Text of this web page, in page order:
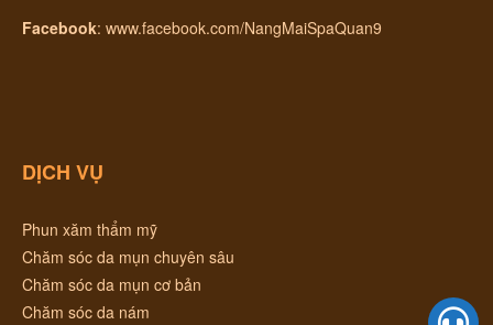
Facebook: www.facebook.com/NangMaiSpaQuan9
DỊCH VỤ
Phun xăm thẩm mỹ
Chăm sóc da mụn chuyên sâu
Chăm sóc da mụn cơ bản
Chăm sóc da nám